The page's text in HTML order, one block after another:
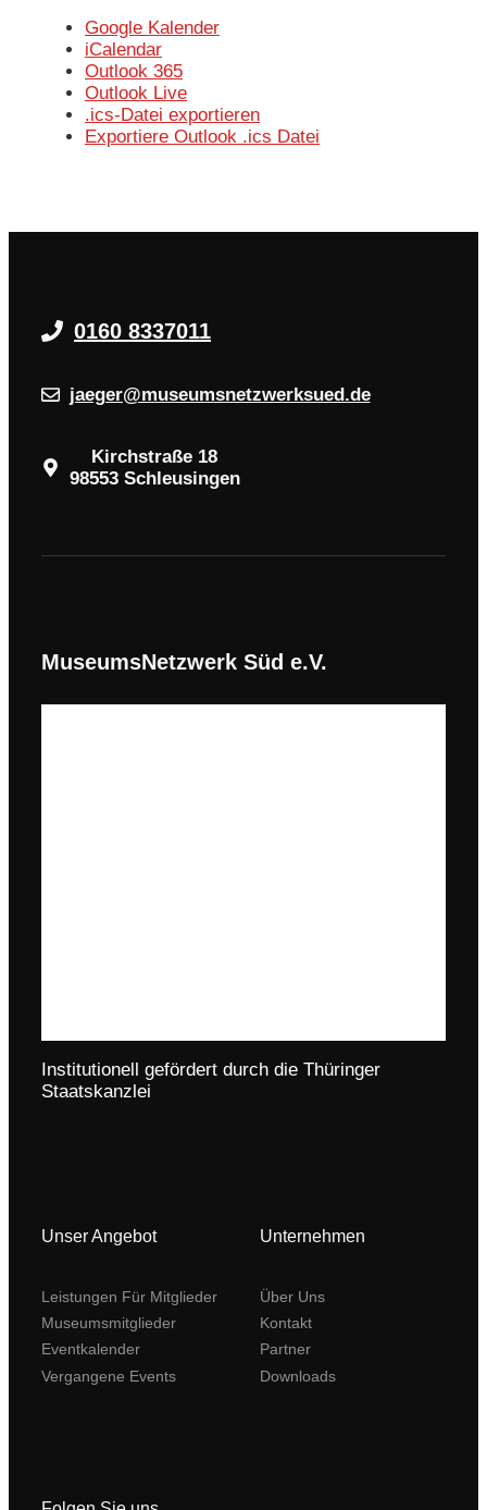
Google Kalender
iCalendar
Outlook 365
Outlook Live
.ics-Datei exportieren
Exportiere Outlook .ics Datei
0160 8337011
jaeger@museumsnetzwerksued.de
Kirchstraße 18
98553 Schleusingen
MuseumsNetzwerk Süd e.V.
Institutionell gefördert durch die Thüringer
Staatskanzlei
Unser Angebot
Leistungen Für Mitglieder
Museumsmitglieder
Eventkalender
Vergangene Events
Unternehmen
Über Uns
Kontakt
Partner
Downloads